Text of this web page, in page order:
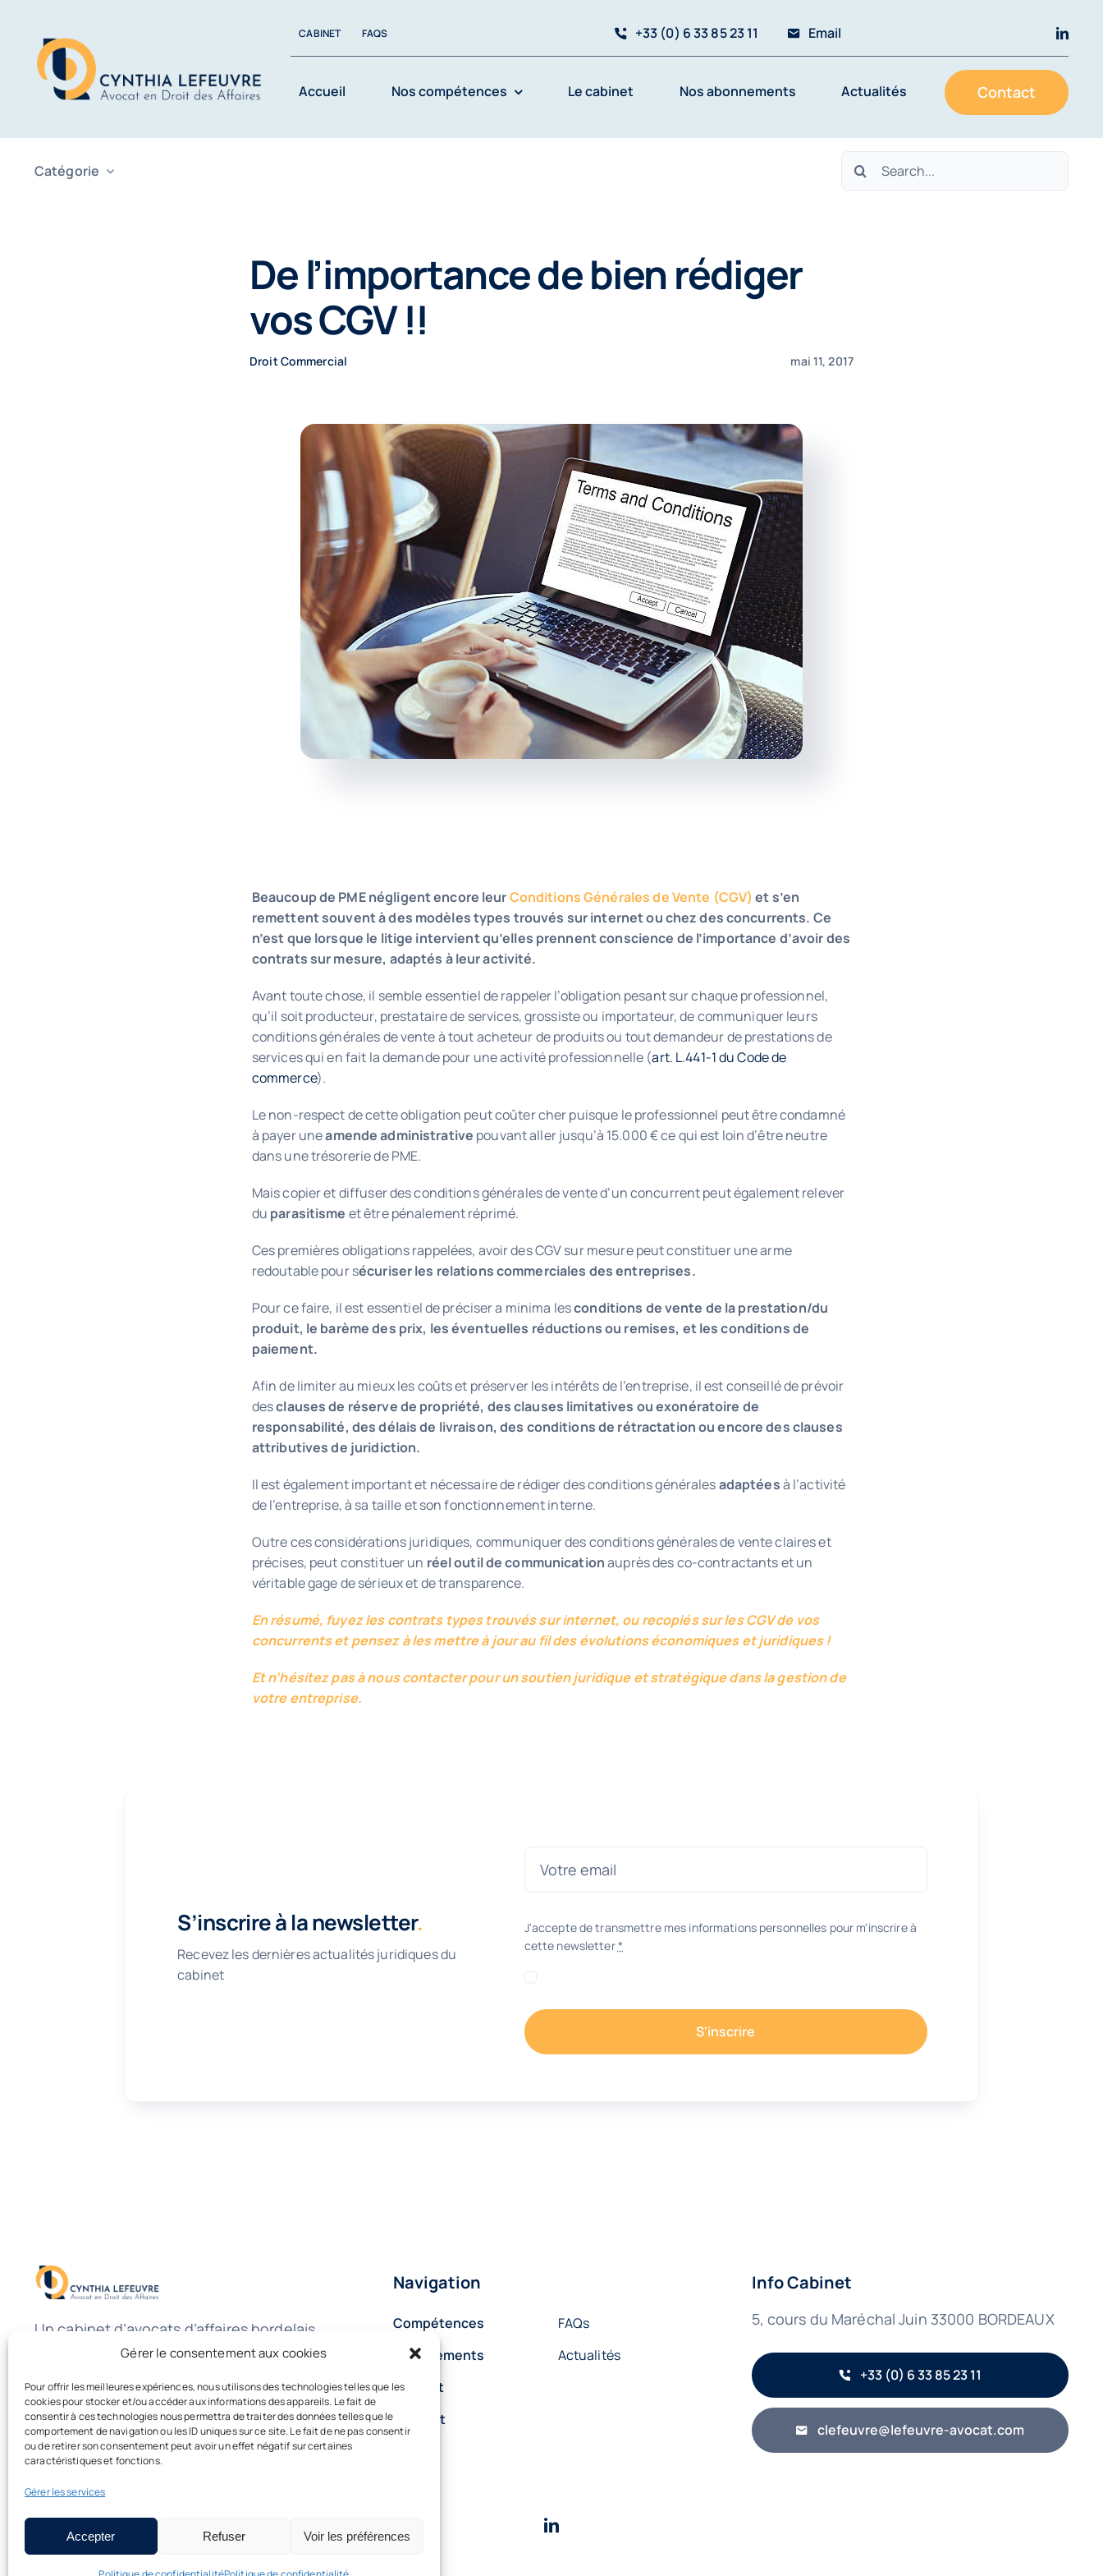
Gérer le consentement aux cookies
Pour offrir les meilleures expériences, nous utilisons des technologies telles que les
cookies pour stocker et/ou accéder aux informations des appareils. Le fait de
consentir à ces technologies nous permettra de traiter des données telles que le
comportement de navigation ou les ID uniques sur ce site. Le fait de ne pas consentir
ou de retirer son consentement peut avoir un effet négatif sur certaines
caractéristiques et fonctions.
Gérer les services
Accepter Refuser Voir les préférences
contenu
CABINET FAQS +33 (0) 6 33 85 23 11 Email
Accueil Nos compétences Le cabinet Nos abonnements Actualités Contact
Catégorie
De l’importance de bien rédiger
vos CGV !!
Droit Commercial mai 11, 2017
Beaucoup de PME négligent encore leurConditions Générales de Vente (CGV) et s’en
remettent souvent à des modèles types trouvés sur internet ou chez des concurrents. Ce
n’est que lorsque le litige intervient qu’elles prennent conscience de l’importance d’avoir des
contrats sur mesure, adaptés à leur activité.
Avant toute chose, il semble essentiel de rappeler l’obligation pesant sur chaque professionnel,
qu’il soit producteur, prestataire de services, grossiste ou importateur, de communiquer leurs
conditions générales de vente à tout acheteur de produits ou tout demandeur de prestations de
services qui en fait la demande pour une activité professionnelle (art. L.441-1 du Code de
commerce).
Le non-respect de cette obligation peut coûter cher puisque le professionnel peut être condamné
à payer uneamende administrative pouvant aller jusqu’à 15.000 € ce qui est loin d’être neutre
dans une trésorerie de PME.
Mais copier et diffuser des conditions générales de vente d’un concurrent peut également relever
du parasitisme et être pénalement réprimé.
Ces premières obligations rappelées, avoir des CGV sur mesure peut constituer une arme
redoutable pour sécuriser les relations commerciales des entreprises.
Pour ce faire, il est essentiel de préciser a minima lesconditions de vente de la prestation/du
produit, le barème des prix, les éventuelles réductions ou remises, et les conditions de
paiement.
Afin de limiter au mieux les coûts et préserver les intérêts de l’entreprise, il est conseillé de prévoir
desclauses de réserve de propriété, des clauses limitatives ou exonératoire de
responsabilité, des délais de livraison, des conditions de rétractation ou encore des clauses
attributives de juridiction.
Il est également important et nécessaire de rédiger des conditions généralesadaptéesà l’activité
de l’entreprise, à sa taille et son fonctionnement interne.
Outre ces considérations juridiques, communiquer des conditions générales de vente claires et
précises, peut constituer un réel outil de communicationauprès des co-contractants et un
véritable gage de sérieux et de transparence.
En résumé, fuyez les contrats types trouvés sur internet, ou recopiés sur les CGV de vos
concurrents et pensez à les mettre à jour au fil des évolutions économiques et juridiques !
Et n’hésitez pas à nous contacter pour un soutien juridique et stratégique dans la gestion de
votre entreprise.
S’inscrire à la newsletter.
Recevez les dernières actualités juridiques du
cabinet
J'accepte de transmettre mes informations personnelles pour m'inscrire à
cette newsletter*
S'inscrire
Un cabinet d’avocats d’affaires bordelais,
bilingue anglais, à taille humaine dédié
Navigation
Compétences
Abonnements
Cabinet
Contact
FAQs
Actualités
Info Cabinet
5, cours du Maréchal Juin 33000 BORDEAUX
+33 (0) 6 33 85 23 11
clefeuvre@lefeuvre-avocat.com
© 2026 • Lefeuvre Avocat •
de confidentialité
DigitYou